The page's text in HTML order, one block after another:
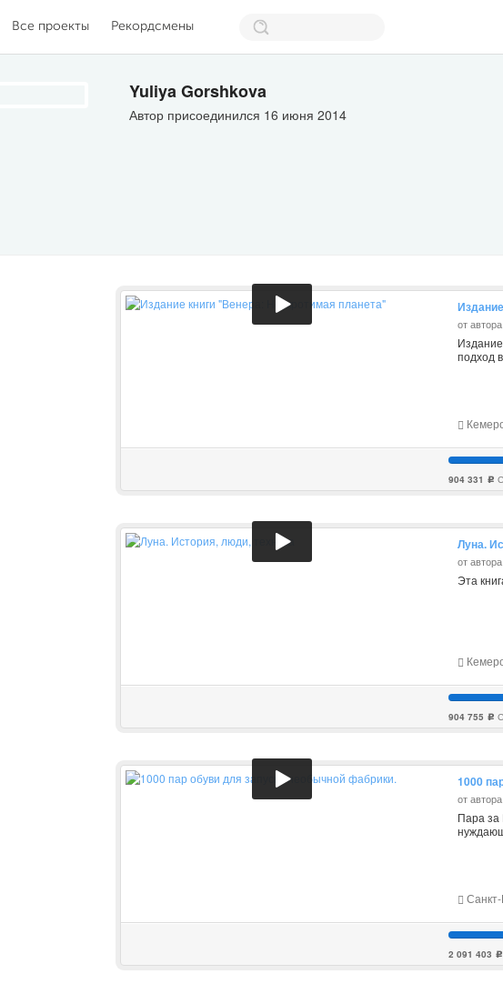
Все проекты Рекордсмены
Yuliya Gorshkova
Автор присоединился 16 июня 2014
от
подход
904 331 c
Луна.
от
Эта
904 755 c
1000
от
Пара за
2 091 403 c